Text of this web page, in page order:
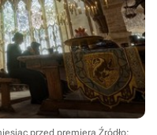
przed premierą Źródło: